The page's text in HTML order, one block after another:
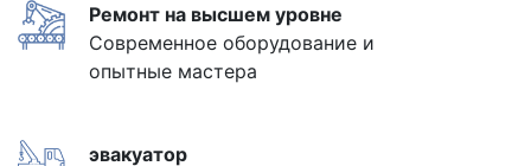
Ремонт на высшем уровне
Современное оборудование и
опытные мастера
эвакуатор